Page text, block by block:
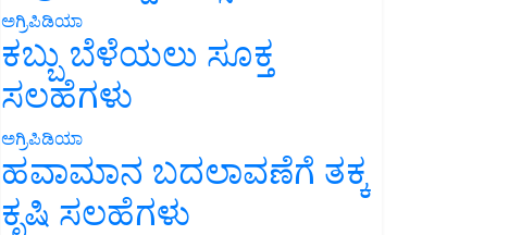
ಅಗ್ರಿಪಿಡಿಯಾ
ಕಬ್ಬು ಬೆಳೆಯಲು ಸೂಕ್ತ
ಸಲಹೆಗಳು
ಅಗ್ರಿಪಿಡಿಯಾ
ಹವಾಮಾನ ಬದಲಾವಣೆಗೆ ತಕ್ಕ
ಕೃಷಿ ಸಲಹೆಗಳು